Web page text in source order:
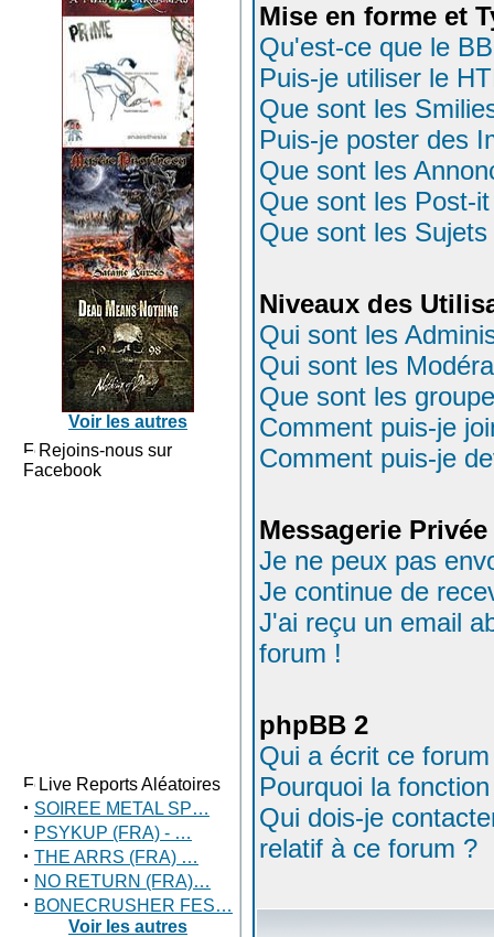
Voir les autres
Rejoins-nous sur
Facebook
Live Reports Aléatoires
· SOIREE METAL SP…
· PSYKUP (FRA) - …
· THE ARRS (FRA) …
· NO RETURN (FRA)…
· BONECRUSHER FES…
Voir les autres
Mise en forme et
Qu'est-ce que le
Puis-je utiliser le
Que sont les
Puis-je poster des
Que sont les
Que sont les Post-
Que sont les
Niveaux des
Qui sont les
Qui sont les
Que sont les
Comment puis-je
Comment puis-je
Messagerie Privée
Je ne peux pas
Je continue de
J'ai reçu un email
forum !
phpBB 2
Qui a écrit ce
Pourquoi la
Qui dois-je
relatif à ce forum ?